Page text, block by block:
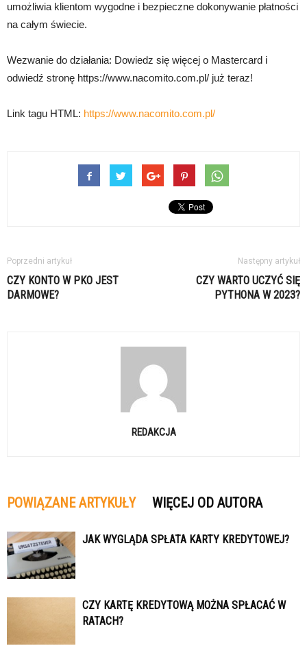
umożliwia klientom wygodne i bezpieczne dokonywanie płatności
na całym świecie.
Wezwanie do działania: Dowiedz się więcej o Mastercard i
odwiedź stronę https://www.nacomito.com.pl/ już teraz!
Link tagu HTML: https://www.nacomito.com.pl/
Poprzedni artykuł
CZY KONTO W PKO JEST
DARMOWE?
Następny artykuł
CZY WARTO UCZYĆ SIĘ
PYTHONA W 2023?
REDAKCJA
POWIĄZANE ARTYKUŁY WIĘCEJ OD AUTORA
JAK WYGLĄDA SPŁATA KARTY KREDYTOWEJ?
CZY KARTĘ KREDYTOWĄ MOŻNA SPŁACAĆ W
RATACH?